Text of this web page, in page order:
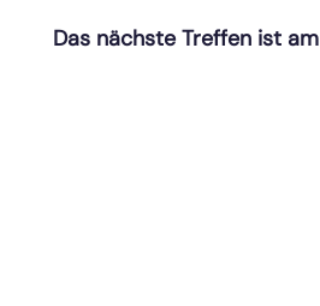
Das nächste Treffen ist am